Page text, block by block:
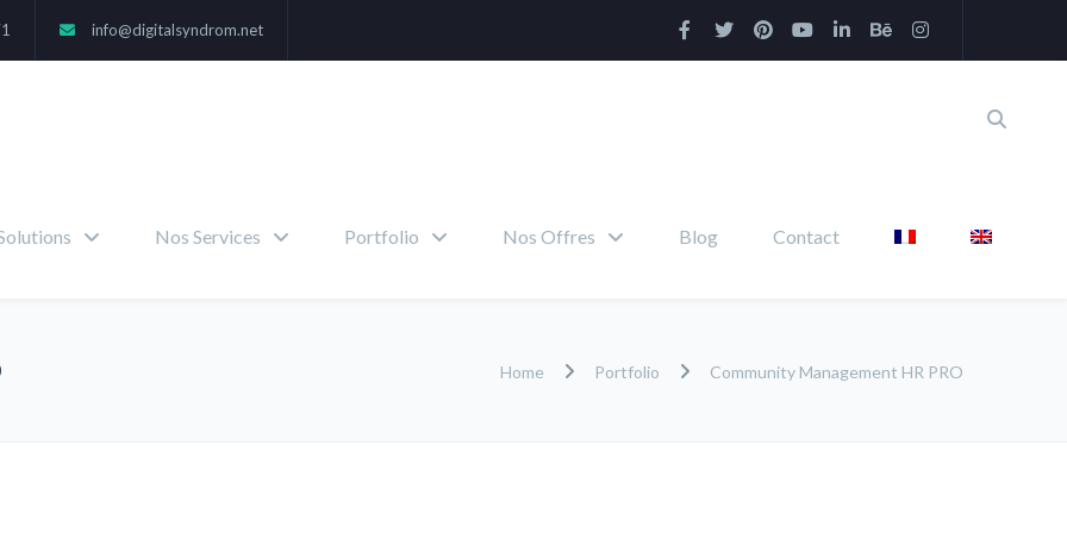
info@digitalsyndrom.net
Nos Services Portfolio Nos Offres Blog Contact
Home Portfolio Community Management HR PRO